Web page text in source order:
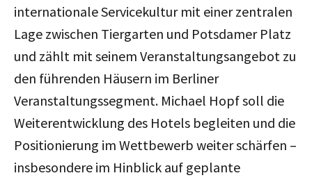
internationale Servicekultur mit einer zentralen
Lage zwischen Tiergarten und Potsdamer Platz
und zählt mit seinem Veranstaltungsangebot zu
den führenden Häusern im Berliner
Veranstaltungssegment. Michael Hopf soll die
Weiterentwicklung des Hotels begleiten und die
Positionierung im Wettbewerb weiter schärfen –
insbesondere im Hinblick auf geplante